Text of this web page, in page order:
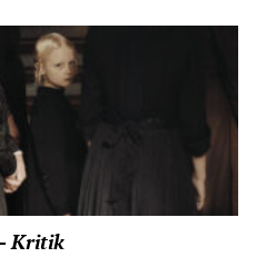
Kritik